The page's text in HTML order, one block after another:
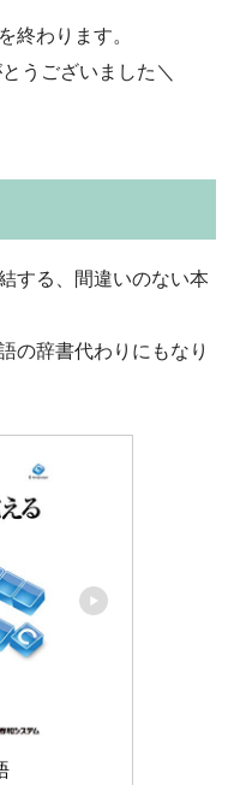
終わります。
うございました＼
する、間違いのない本
の辞書代わりにもなり